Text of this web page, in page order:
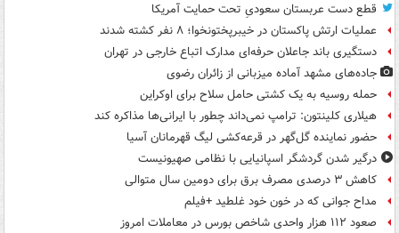
قطع دست عربستان سعودیِ تحت حمایت آمریکا
عملیات ارتش پاکستان در خیبرپختونخوا؛ ۸ نفر کشته شدند
دستگیری باند جاعلان حرفه‌ای مدارک اتباع خارجی در تهران
جاده‌های مشهد آماده میزبانی از زائران رضوی
حمله روسیه به یک کشتی حامل سلاح برای اوکراین
هیلاری کلینتون: ترامپ نمی‌داند چطور با ایرانی‌ها مذاکره کند
حضور نماینده گل‌گهر در قرعه‌کشی لیگ قهرمانان آسیا
درگیر شدن گردشگر اسپانیایی با نظامی صهیونیست
کاهش ۳ درصدی مصرف برق برای دومین سال متوالی
مداح جوانی که در خون خود غلطید +فیلم
صعود ۱۱۲ هزار واحدی شاخص بورس در معاملات امروز